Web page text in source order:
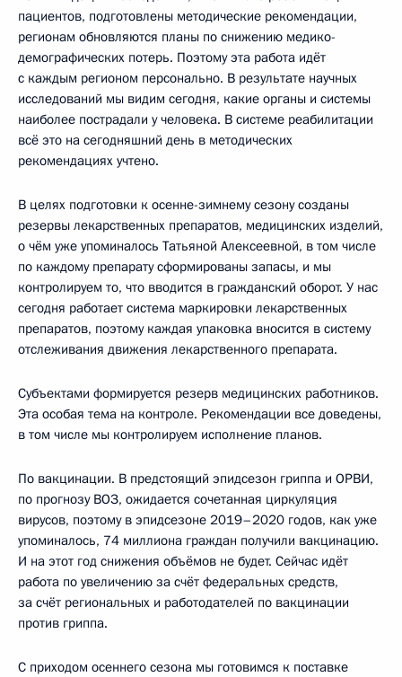
пациентов, подготовлены методические рекомендации,
регионам обновляются планы по снижению медико-
демографических потерь. Поэтому эта работа идёт
с каждым регионом персонально. В результате научных
исследований мы видим сегодня, какие органы и системы
наиболее пострадали у человека. В системе реабилитации
всё это на сегодняшний день в методических
рекомендациях учтено.
В целях подготовки к осенне-зимнему сезону созданы
резервы лекарственных препаратов, медицинских изделий,
о чём уже упоминалось Татьяной Алексеевной, в том числе
по каждому препарату сформированы запасы, и мы
контролируем то, что вводится в гражданский оборот. У нас
сегодня работает система маркировки лекарственных
препаратов, поэтому каждая упаковка вносится в систему
отслеживания движения лекарственного препарата.
Субъектами формируется резерв медицинских работников.
Эта особая тема на контроле. Рекомендации все доведены,
в том числе мы контролируем исполнение планов.
По вакцинации. В предстоящий эпидсезон гриппа и ОРВИ,
по прогнозу ВОЗ, ожидается сочетанная циркуляция
вирусов, поэтому в эпидсезоне 2019–2020 годов, как уже
упоминалось, 74 миллиона граждан получили вакцинацию.
И на этот год снижения объёмов не будет. Сейчас идёт
работа по увеличению за счёт федеральных средств,
за счёт региональных и работодателей по вакцинации
против гриппа.
С приходом осеннего сезона мы готовимся к поставке